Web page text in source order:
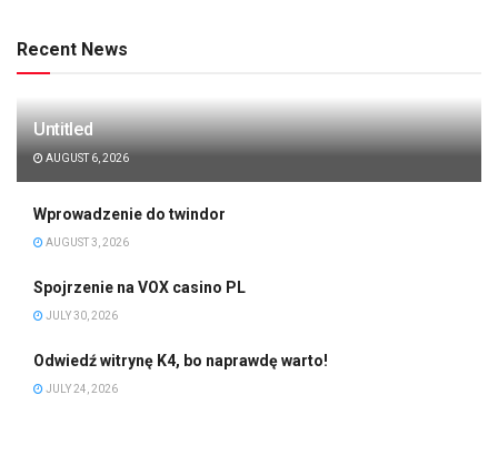
Recent News
Untitled
AUGUST 6, 2026
Wprowadzenie do twindor
AUGUST 3, 2026
Spojrzenie na VOX casino PL
JULY 30, 2026
Odwiedź witrynę K4, bo naprawdę warto!
JULY 24, 2026